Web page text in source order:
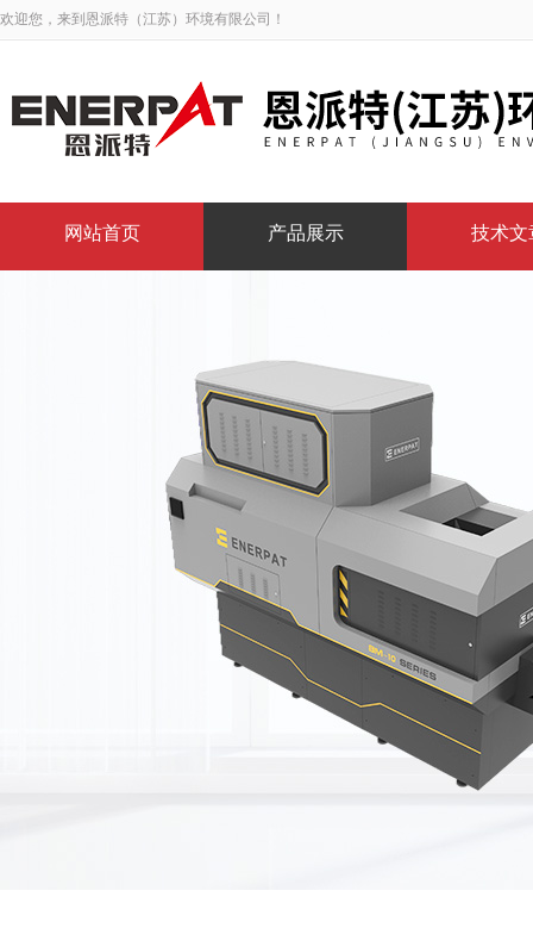
欢迎您，来到恩派特（江苏）环境有限公司！
网站首页 产品展示 技术文